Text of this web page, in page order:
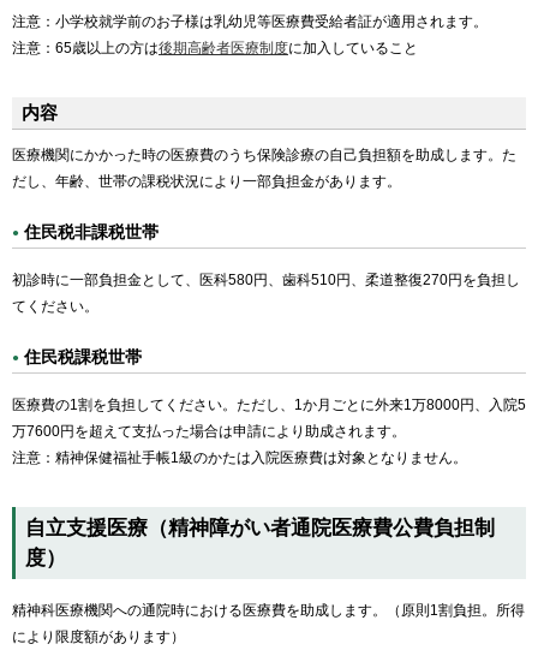
注意：小学校就学前のお子様は乳幼児等医療費受給者証が適用されます。
注意：65歳以上の方は後期高齢者医療制度に加入していること
内容
医療機関にかかった時の医療費のうち保険診療の自己負担額を助成します。た
だし、年齢、世帯の課税状況により一部負担金があります。
住民税非課税世帯
初診時に一部負担金として、医科580円、歯科510円、柔道整復270円を負担し
てください。
住民税課税世帯
医療費の1割を負担してください。ただし、1か月ごとに外来1万8000円、入院5
万7600円を超えて支払った場合は申請により助成されます。
注意：精神保健福祉手帳1級のかたは入院医療費は対象となりません。
自立支援医療（精神障がい者通院医療費公費負担制
度）
精神科医療機関への通院時における医療費を助成します。（原則1割負担。所得
により限度額があります）